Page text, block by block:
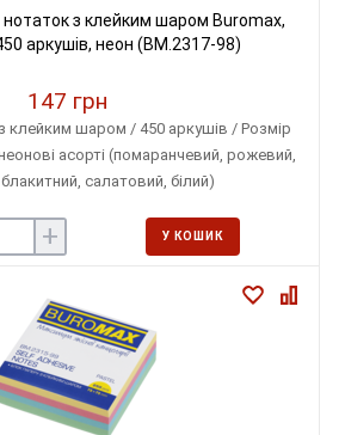
нотаток з клейким шаром Buromax,
аркушів, неон (BM.2317-98)
147 грн
клейким шаром / 450 аркушів / Розмір
асорті (помаранчевий, рожевий,
салатовий, білий)
+ У КОШИК